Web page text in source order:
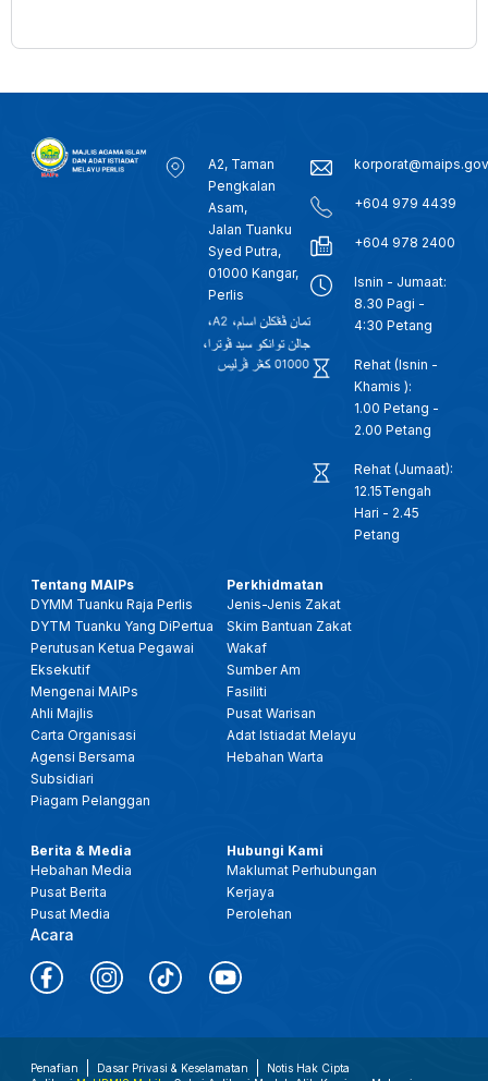
A2, Taman
Pengkalan
Asam,
Jalan Tuanku
Syed Putra,
01000 Kangar,
Perlis
+604 979 4439
+604 978 2400
Isnin - Jumaat:
8.30 Pagi -
4:30 Petang
Rehat (Isnin -
Khamis ):
1.00 Petang -
2.00 Petang
Rehat (Jumaat):
12.15Tengah
Hari - 2.45
Petang
Tentang MAIPs
DYMM Tuanku Raja Perlis
DYTM Tuanku Yang DiPertua
Perutusan Ketua Pegawai
Eksekutif
Mengenai MAIPs
Ahli Majlis
Carta Organisasi
Agensi Bersama
Subsidiari
Piagam Pelanggan
Perkhidmatan
Jenis-Jenis Zakat
Skim Bantuan Zakat
Wakaf
Sumber Am
Fasiliti
Pusat Warisan
Adat Istiadat Melayu
Hebahan Warta
Berita & Media
Hebahan Media
Pusat Berita
Pusat Media
Acara
Hubungi Kami
Maklumat Perhubungan
Kerjaya
Perolehan
Penafian Dasar Privasi & Keselamatan
Notis Hak Cipta